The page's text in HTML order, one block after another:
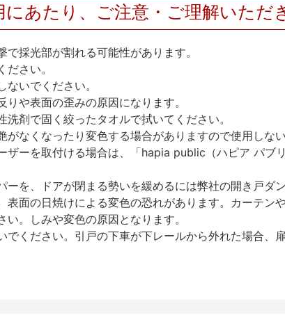
にあたり、ご注意・ご理解いただ
採光部が割れる可能性があります。
さい。
いでください。
や表面の歪みの原因になります。
剤で固く絞ったタオルで拭いてください。
なくなったり変色する場合がありますので使用しない
ーを取付ける場合は、「hapia public（ハピア パブ
を、ドアが閉まる勢いを緩めるには弊社の開き戸ダン
面の日焼けによる変色の恐れがあります。カーテン
。しみや変色の原因となります。
ください。引戸の下車が下レールから外れた場合、